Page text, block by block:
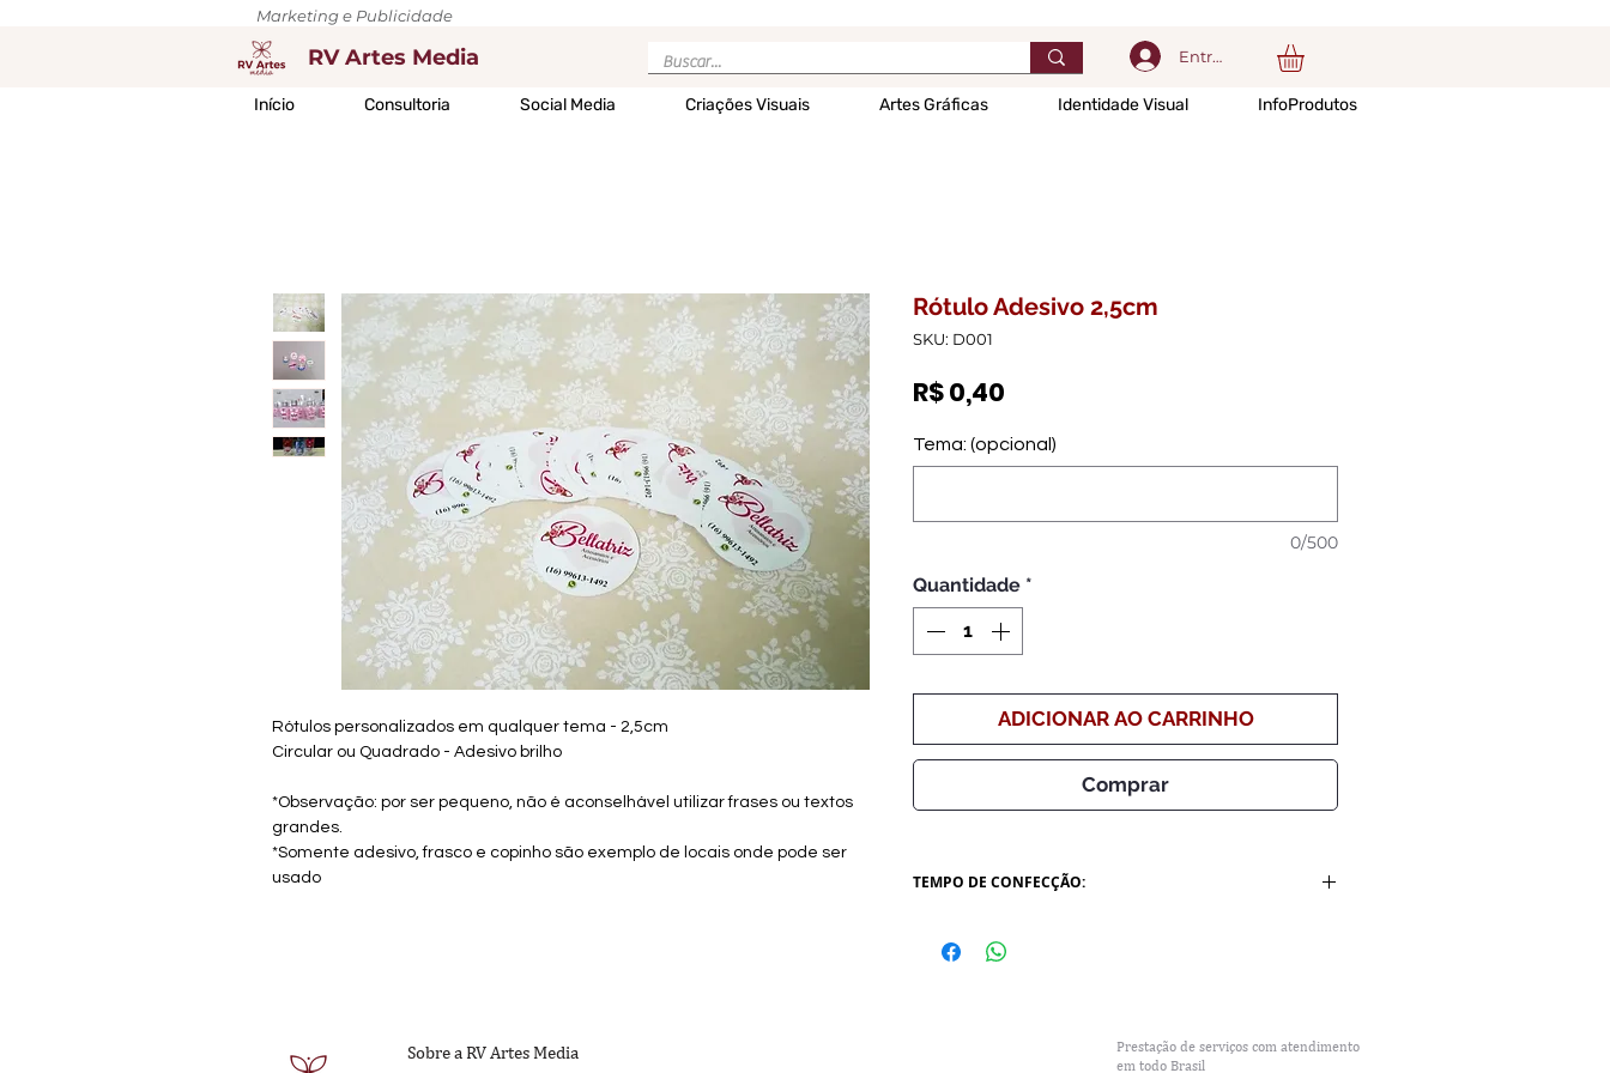
Marketing e Publicidade
RV Artes Media Entrar
Início Consultoria Social Media Criações Visuais Artes Gráficas Identidade Visual InfoProdutos
Rótulos personalizados em qualquer tema - 2,5cm
Circular ou Quadrado - Adesivo brilho
*Observação: por ser pequeno, não é aconselhável utilizar frases ou textos
grandes.
*Somente adesivo, frasco e copinho são exemplo de locais onde pode ser
usado
Rótulo Adesivo 2,5cm
SKU: D001
R$ 0,40
Tema: (opcional)
0/500
Quantidade *
ADICIONAR AO CARRINHO
Comprar
TEMPO DE CONFECÇÃO:
alteração
Sobre a RV Artes Media Prestação de serviços com atendimento
em todo Brasil